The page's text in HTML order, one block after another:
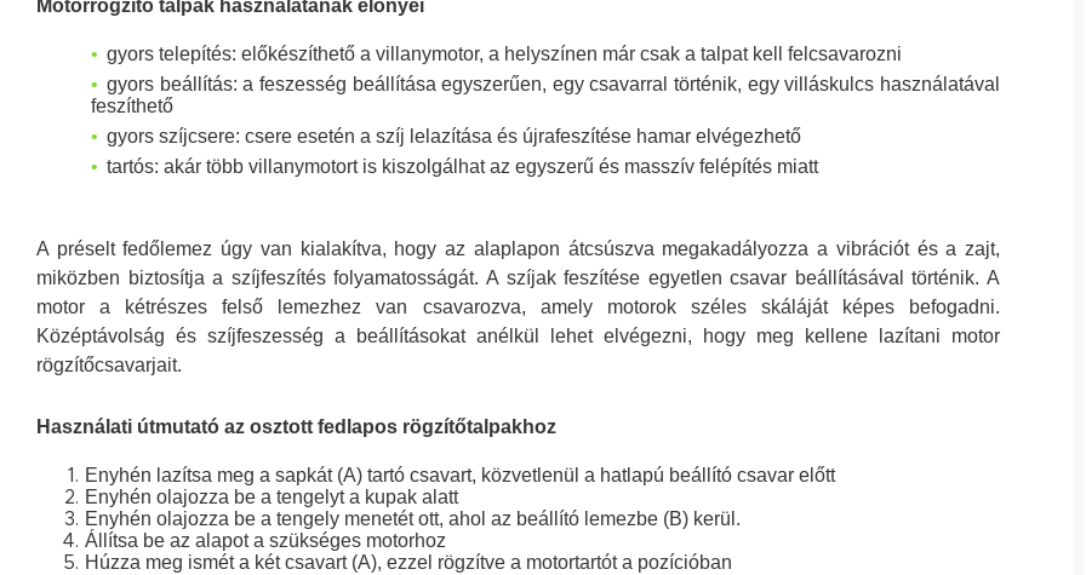
Motorrögzítő talpak használatának előnyei
gyors telepítés: előkészíthető a villanymotor, a helyszínen már csak a talpat kell felcsavarozni
gyors beállítás: a feszesség beállítása egyszerűen, egy csavarral történik, egy villáskulcs használatával
feszíthető
gyors szíjcsere: csere esetén a szíj lelazítása és újrafeszítése hamar elvégezhető
tartós: akár több villanymotort is kiszolgálhat az egyszerű és masszív felépítés miatt
A préselt fedőlemez úgy van kialakítva, hogy az alaplapon átcsúszva megakadályozza a vibrációt és a zajt,
miközben biztosítja a szíjfeszítés folyamatosságát. A szíjak feszítése egyetlen csavar beállításával történik. A
motor a kétrészes felső lemezhez van csavarozva, amely motorok széles skáláját képes befogadni.
Középtávolság és szíjfeszesség a beállításokat anélkül lehet elvégezni, hogy meg kellene lazítani motor
rögzítőcsavarjait.
Használati útmutató az osztott fedlapos rögzítőtalpakhoz
Enyhén lazítsa meg a sapkát (A) tartó csavart, közvetlenül a hatlapú beállító csavar előtt
Enyhén olajozza be a tengelyt a kupak alatt
Enyhén olajozza be a tengely menetét ott, ahol az beállító lemezbe (B) kerül.
Állítsa be az alapot a szükséges motorhoz
Húzza meg ismét a két csavart (A), ezzel rögzítve a motortartót a pozícióban